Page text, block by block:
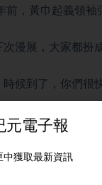
，黃巾起義領袖
漫展，大家都扮
時候到了，你們很
會是誰、什麼契
宇微綜合報導